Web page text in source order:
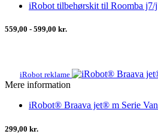
iRobot tilbehørskit til Roomba
559,00 - 599,00 kr.
iRobot reklame
Mere information
iRobot® Braava jet® m Serie
299,00 kr.